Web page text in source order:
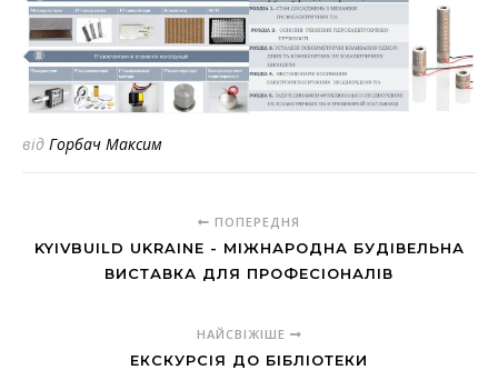
від Горбач Максим
ПОПЕРЕДНЯ
KYIVBUILD UKRAINE - МІЖНАРОДНА БУДІВЕЛЬНА
ВИСТАВКА ДЛЯ ПРОФЕСІОНАЛІВ
НАЙСВІЖІШЕ
ЕКСКУРСІЯ ДО БІБЛІОТЕКИ